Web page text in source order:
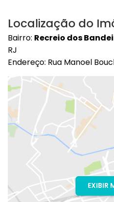
Localização do
Bairro: Recreio dos
RJ
Endereço: Rua Manoel
EXIBIR